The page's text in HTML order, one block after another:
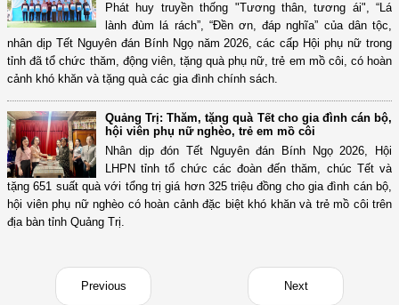
Phát huy truyền thống "Tương thân, tương ái", “Lá
lành đùm lá rách”, “Đền ơn, đáp nghĩa” của dân tộc,
nhân dịp Tết Nguyên đán Bính Ngọ năm 2026, các cấp Hội phụ nữ trong
tỉnh đã tổ chức thăm, động viên, tặng quà phụ nữ, trẻ em mồ côi, có hoàn
cảnh khó khăn và tặng quà các gia đình chính sách.
Quảng Trị: Thăm, tặng quà Tết cho gia đình cán bộ,
hội viên phụ nữ nghèo, trẻ em mồ côi
Nhân dịp đón Tết Nguyên đán Bính Ngọ 2026, Hội
LHPN tỉnh tổ chức các đoàn đến thăm, chúc Tết và
tặng 651 suất quà với tổng trị giá hơn 325 triệu đồng cho gia đình cán bộ,
hội viên phụ nữ nghèo có hoàn cảnh đặc biệt khó khăn và trẻ mồ côi trên
địa bàn tỉnh Quảng Trị.
Previous Next